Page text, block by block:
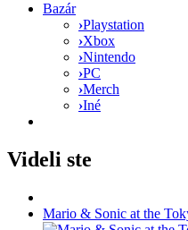
Bazár
›Playstation
›Xbox
›Nintendo
›PC
›Merch
›Iné
Videli ste
Mario & Sonic at the